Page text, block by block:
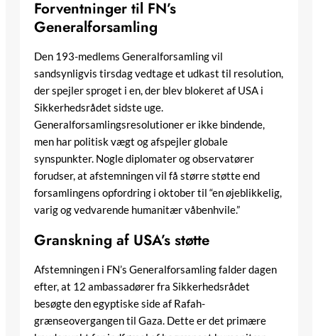
Forventninger til FN’s
Generalforsamling
Den 193-medlems Generalforsamling vil
sandsynligvis tirsdag vedtage et udkast til resolution,
der spejler sproget i en, der blev blokeret af USA i
Sikkerhedsrådet sidste uge.
Generalforsamlingsresolutioner er ikke bindende,
men har politisk vægt og afspejler globale
synspunkter. Nogle diplomater og observatører
forudser, at afstemningen vil få større støtte end
forsamlingens opfordring i oktober til “en øjeblikkelig,
varig og vedvarende humanitær våbenhvile.”
Granskning af USA’s støtte
Afstemningen i FN’s Generalforsamling falder dagen
efter, at 12 ambassadører fra Sikkerhedsrådet
besøgte den egyptiske side af Rafah-
grænseovergangen til Gaza. Dette er det primære